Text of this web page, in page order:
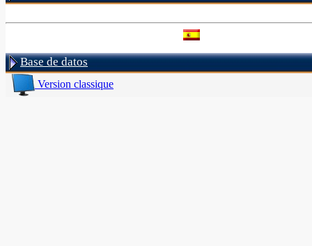
Base de datos
Version classique